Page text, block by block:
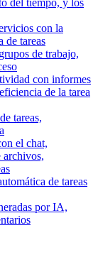
del tiempo, y los
con la
de tareas
de trabajo,
con informes
de la tarea
tareas,
el chat,
archivos,
de tareas
por IA,